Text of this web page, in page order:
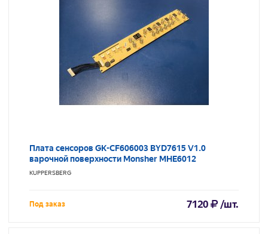
Плата сенсоров GK-CF606003 BYD7615 V1.0
варочной поверхности Monsher MHE6012
KUPPERSBERG
Под заказ 7120 /шт.